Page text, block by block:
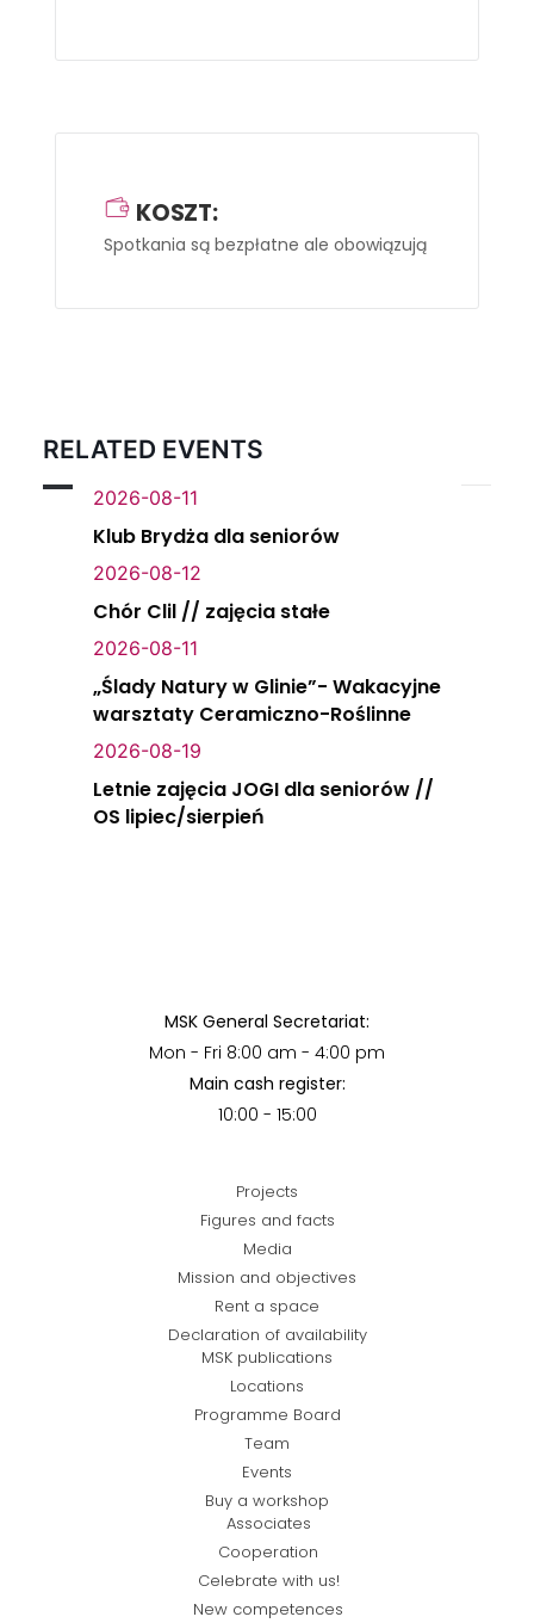
KOSZT:
Spotkania są bezpłatne ale obowiązują zapisy
RELATED EVENTS
2026-08-11
Klub Brydża dla seniorów
2026-08-12
Chór Clil // zajęcia stałe
2026-08-11
„Ślady Natury w Glinie”- Wakacyjne
warsztaty Ceramiczno-Roślinne
2026-08-19
Letnie zajęcia JOGI dla seniorów //
OS lipiec/sierpień
MSK General Secretariat:
Mon - Fri 8:00 am - 4:00 pm
Main cash register:
10:00 - 15:00
Projects
Figures and facts
Media
Mission and objectives
Rent a space
Declaration of availability
MSK publications
Locations
Programme Board
Team
Events
Buy a workshop
Associates
Cooperation
Celebrate with us!
New competences